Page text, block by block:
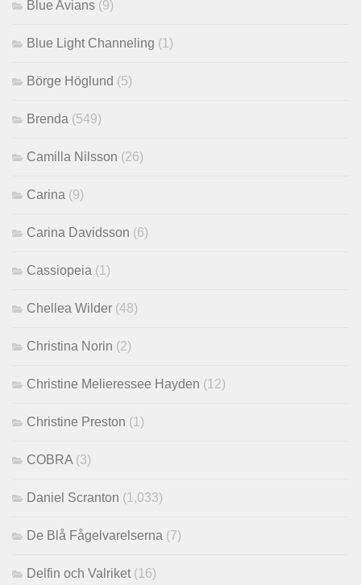
Blue Avians (9)
Blue Light Channeling (1)
Börge Höglund (5)
Brenda (549)
Camilla Nilsson (26)
Carina (9)
Carina Davidsson (6)
Cassiopeia (1)
Chellea Wilder (48)
Christina Norin (2)
Christine Melieressee Hayden (12)
Christine Preston (1)
COBRA (3)
Daniel Scranton (1,033)
De Blå Fågelvarelserna (7)
Delfin och Valriket (16)